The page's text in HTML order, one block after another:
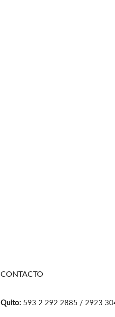
CONTACTO
Quito: 593 2 292 2885 / 2923